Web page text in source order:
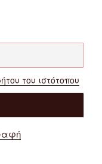
του ιστότοπου